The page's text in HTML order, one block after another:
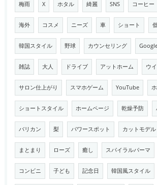
梅雨 X ホタル 綺麗 SNS コーヒー
海外 コスメ ニーズ 車 ショート
韓国スタイル 野球 カウンセリング
雑誌 大人 ドライブ アットホーム ウ
サロン仕上がり スマホゲーム YouTube
ショートスタイル ホームページ 乾燥予防
バリカン 梨 パワースポット カットモデル
まとまり ローズ 癒し スパイラルパーマ
コンビニ 子ども 記念日 韓国風スタイル